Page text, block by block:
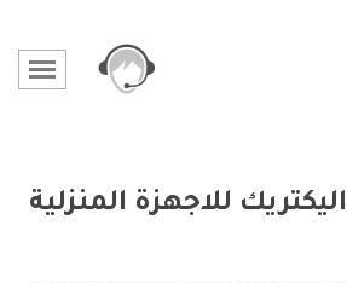
اليكتريك للاجهزة المنزلية